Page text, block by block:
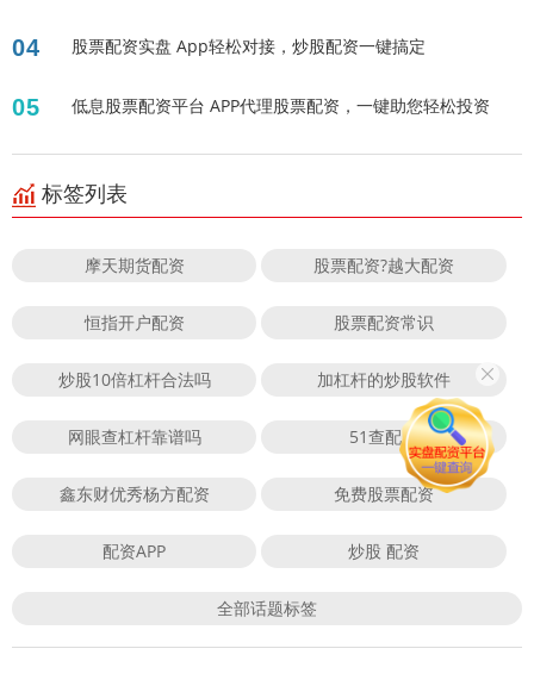
04 股票配资实盘 App轻松对接，炒股配资一键搞定
05 低息股票配资平台 APP代理股票配资，一键助您轻松投资
标签列表
摩天期货配资 股票配资?越大配资
恒指开户配资 股票配资常识
炒股10倍杠杆合法吗 加杠杆的炒股软件
网眼查杠杆靠谱吗 51查配资
鑫东财优秀杨方配资 免费股票配资
配资APP 炒股 配资
全部话题标签